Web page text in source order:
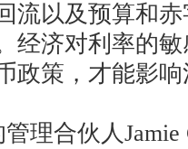
流以及预算和
经济对利率的
政策，才能影
合伙人Jamie